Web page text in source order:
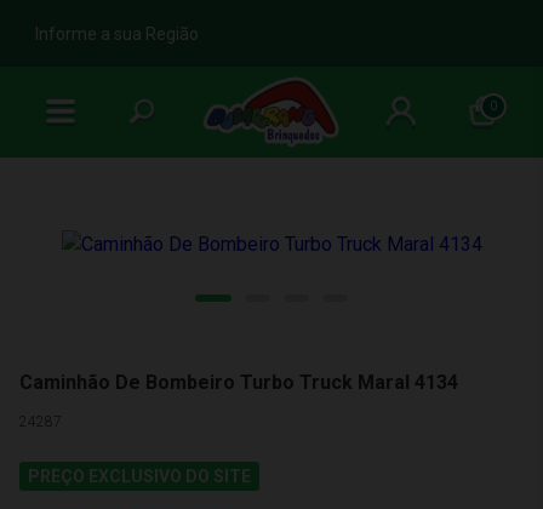
b
Informe a sua Região
0
Caminhão De Bombeiro Turbo Truck Maral 4134
24287
PREÇO EXCLUSIVO DO SITE